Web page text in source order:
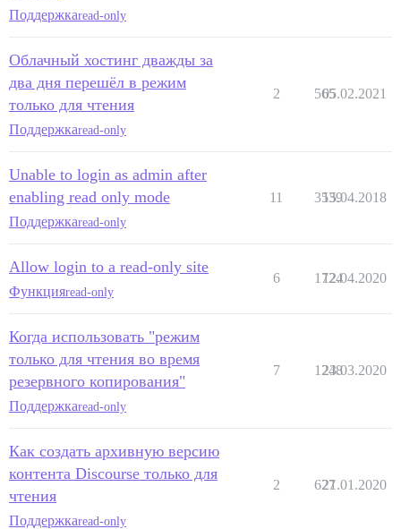
Поддержкаread-only
Облачный хостинг дважды за
два дня перешёл в режим
только для чтения
Поддержкаread-only
2 565
05.02.2021
Unable to login as admin after
enabling read only mode
Поддержкаread-only
11 3539
15.04.2018
Allow login to a read-only site
Функцияread-only
6 1724
12.04.2020
Когда использовать "режим
только для чтения во время
резервного копирования"
Поддержкаread-only
7 1248
23.03.2020
Как создать архивную версию
контента Discourse только для
чтения
Поддержкаread-only
2 627
21.01.2020